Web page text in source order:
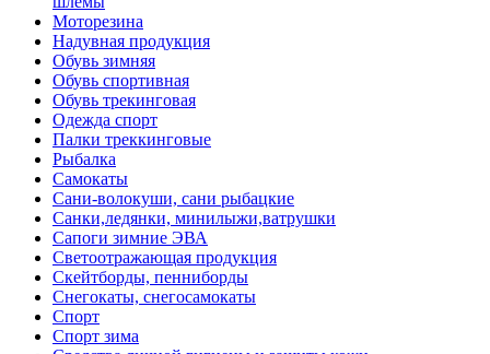
Моторезина
Надувная продукция
Обувь зимняя
Обувь спортивная
Обувь трекинговая
Одежда спорт
Палки треккинговые
Рыбалка
Самокаты
Сани-волокуши, сани рыбацкие
Санки,ледянки, минилыжи,ватрушки
Сапоги зимние ЭВА
Светоотражающая продукция
Скейтборды, пенниборды
Снегокаты, снегосамокаты
Спорт
Спорт зима